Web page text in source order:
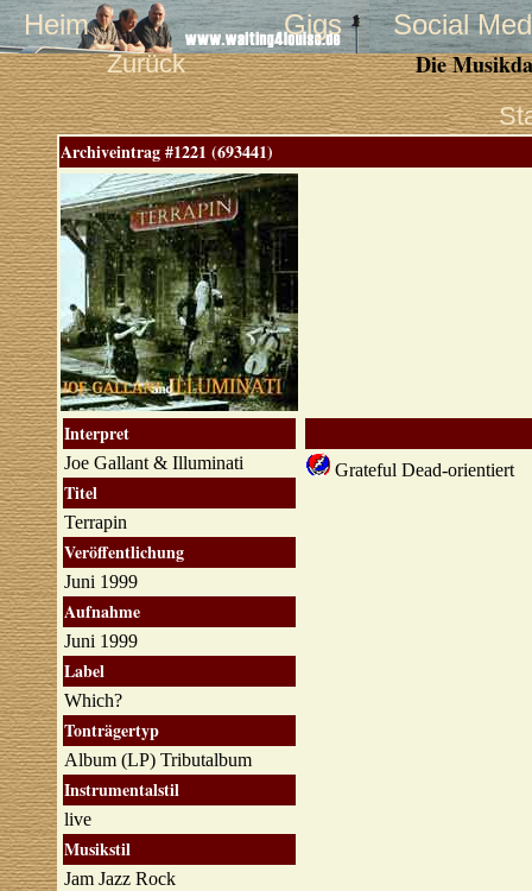
Heim Gigs Social
Zurück Die
Archiveintrag #1221 (693441)
Interpret
Joe Gallant & Illuminati
Titel
Terrapin
Veröffentlichung
Juni 1999
Aufnahme
Juni 1999
Label
Which?
Tonträgertyp
Album (LP) Tributalbum
Instrumentalstil
live
Musikstil
Jam Jazz Rock
Grateful Dead-orientiert